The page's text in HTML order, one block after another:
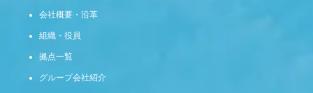
会社概要・沿革
組織・役員
拠点一覧
グループ会社紹介